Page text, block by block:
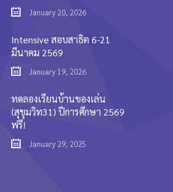
January 20, 2026
Intensive สอบสาธิต 6-21
มีนาคม 2569
January 19, 2026
ทดลองเรียนบ้านของเล่น
(สุขุมวิท31) ปีการศึกษา 2569
ฟรี!
January 29, 2025